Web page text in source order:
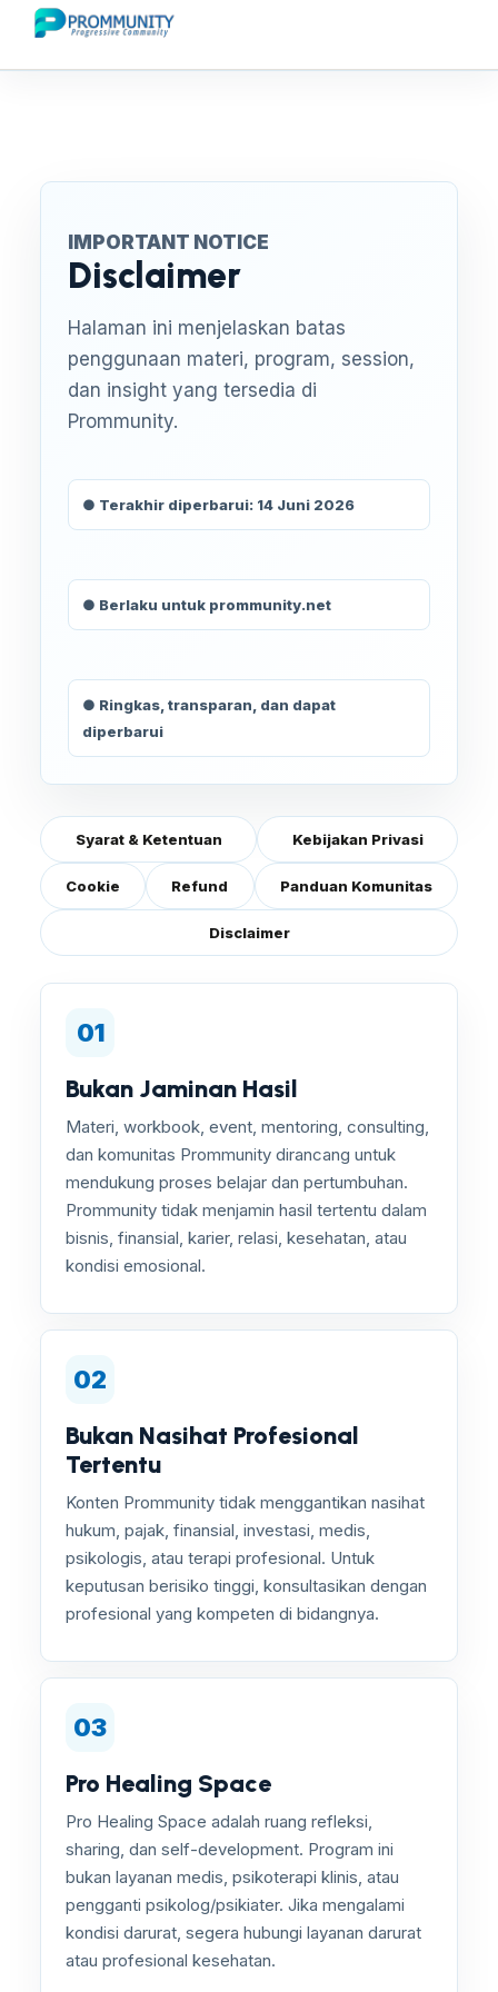
IMPORTANT NOTICE
Disclaimer
Halaman ini menjelaskan batas
penggunaan materi, program, session,
dan insight yang tersedia di
Prommunity.
● Terakhir diperbarui: 14 Juni 2026
● Berlaku untuk prommunity.net
● Ringkas, transparan, dan dapat
diperbarui
Syarat & Ketentuan Kebijakan Privasi
Cookie Refund Panduan Komunitas
Disclaimer
01
Bukan Jaminan Hasil
Materi, workbook, event, mentoring, consulting,
dan komunitas Prommunity dirancang untuk
mendukung proses belajar dan pertumbuhan.
Prommunity tidak menjamin hasil tertentu dalam
bisnis, finansial, karier, relasi, kesehatan, atau
kondisi emosional.
02
Bukan Nasihat Profesional
Tertentu
Konten Prommunity tidak menggantikan nasihat
hukum, pajak, finansial, investasi, medis,
psikologis, atau terapi profesional. Untuk
keputusan berisiko tinggi, konsultasikan dengan
profesional yang kompeten di bidangnya.
03
Pro Healing Space
Pro Healing Space adalah ruang refleksi,
sharing, dan self-development. Program ini
bukan layanan medis, psikoterapi klinis, atau
pengganti psikolog/psikiater. Jika mengalami
kondisi darurat, segera hubungi layanan darurat
atau profesional kesehatan.